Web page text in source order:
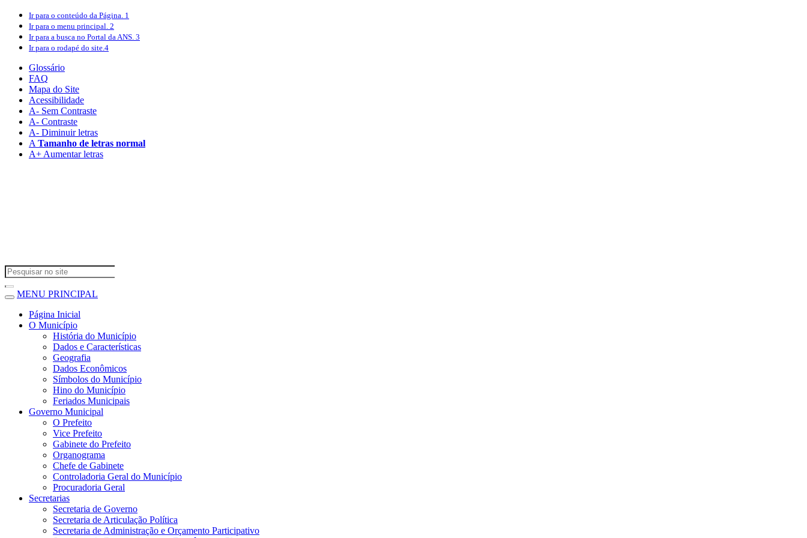
Ir para o conteúdo da Página. 1
Ir para o menu principal. 2
Ir para a busca no Portal da ANS. 3
Ir para o rodapé do site.4
Glossário
FAQ
Mapa do Site
Acessibilidade
A- Sem Contraste
A- Contraste
A- Diminuir letras
A Tamanho de letras normal
A+ Aumentar letras
MENU PRINCIPAL
Página Inicial
O Município
História do Município
Dados e Características
Geografia
Dados Econômicos
Símbolos do Município
Hino do Município
Feriados Municipais
Governo Municipal
O Prefeito
Vice Prefeito
Gabinete do Prefeito
Organograma
Chefe de Gabinete
Controladoria Geral do Município
Procuradoria Geral
Secretarias
Secretaria de Governo
Secretaria de Articulação Política
Secretaria de Administração e Orçamento Participativo